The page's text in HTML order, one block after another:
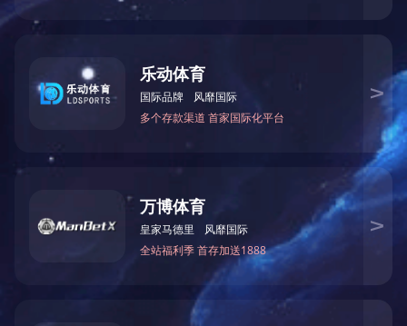
自动化解决方案